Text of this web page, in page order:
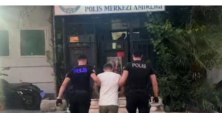
MAGAZİN